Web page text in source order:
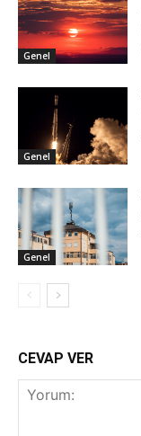
Genel
Genel
Genel
CEVAP VER